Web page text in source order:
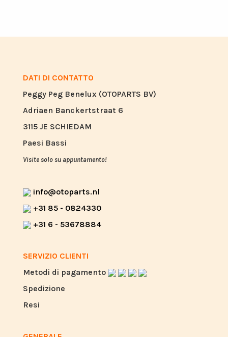
DATI DI CONTATTO
Peggy Peg Benelux (OTOPARTS BV)
Adriaen Banckertstraat 6
3115 JE SCHIEDAM
Paesi Bassi
Visite solo su appuntamento!
info@otoparts.nl
+31 85 - 0824330
+31 6 - 53678884
SERVIZIO CLIENTI
Metodi di pagamento
Spedizione
Resi